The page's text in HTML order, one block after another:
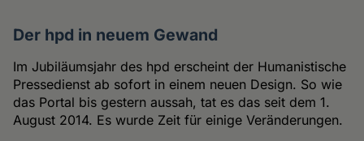
Der hpd in neuem Gewand
Im Jubiläumsjahr des hpd erscheint der Humanistische
Pressedienst ab sofort in einem neuen Design. So wie
das Portal bis gestern aussah, tat es das seit dem 1.
August 2014. Es wurde Zeit für einige Veränderungen.